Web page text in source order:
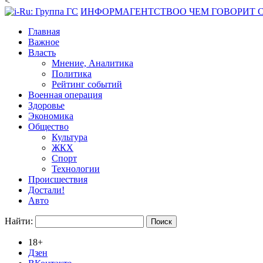
ИНФОРМАГЕНТСТВОО ЧЕМ ГОВОРИТ
Главная
Важное
Власть
Мнение, Аналитика
Политика
Рейтинг событий
Военная операция
Здоровье
Экономика
Общество
Культура
ЖКХ
Спорт
Технологии
Происшествия
Достали!
Авто
Найти:
18+
Дзен